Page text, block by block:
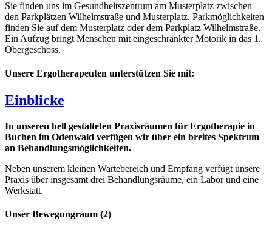
Sie finden uns im Gesundheitszentrum am Musterplatz zwischen
den Parkplätzen Wilhelmstraße und Musterplatz. Parkmöglichkeiten
finden Sie auf dem Musterplatz oder dem Parkplatz Wilhelmstraße.
Ein Aufzug bringt Menschen mit eingeschränkter Motorik in das 1.
Obergeschoss.
Unsere Ergotherapeuten unterstützen Sie mit:
Einblicke
In unseren hell gestalteten Praxisräumen für Ergotherapie in
Buchen im Odenwald verfügen wir über ein breites Spektrum
an Behandlungsmöglichkeiten.
Neben unserem kleinen Wartebereich und Empfang verfügt unsere
Praxis über insgesamt drei Behandlungsräume, ein Labor und eine
Werkstatt.
Unser Bewegungraum (2)